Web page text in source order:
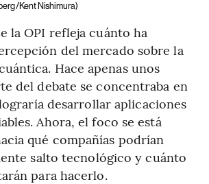
Kent Nishimura)
la OPI refleja cuánto ha
del mercado sobre la
Hace apenas unos
del debate se concentraba en
desarrollar aplicaciones
Ahora, el foco se está
qué compañías podrían
salto tecnológico y cuánto
para hacerlo.